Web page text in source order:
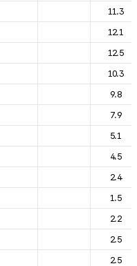
11.3
12.1
12.5
10.3
9.8
7.9
5.1
4.5
2.4
1.5
2.2
2.5
2.5